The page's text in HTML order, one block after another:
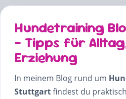
Hundetraining
– Tipps für
Erziehung
In meinem Blog rund um
Stuttgartfindest du